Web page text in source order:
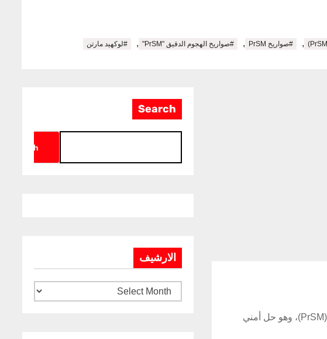
, #صواريخ PrSM , #صواريخ الهجوم الدقيق "PrSM" , #لوكهيد مارتن
منح الجيش الأميركي شركة لوكهيد مارتن عقدًا تبلغ قيمته 4.94 مليار دولار لإنتاج المزيد من صواريخ الهجوم الدقيق (PrSM)، وهو حل أمني
Search
Search
الارشيف